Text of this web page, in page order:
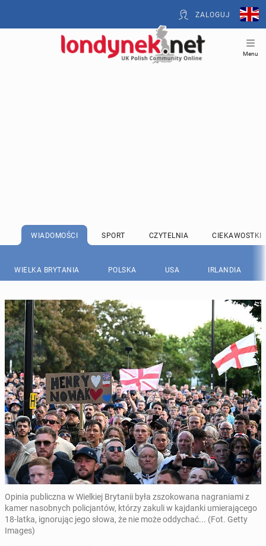
ZALOGUJ
Menu
WIADOMOŚCI SPORT CZYTELNIA CIEKAWOSTKI
WIELKA BRYTANIA POLSKA USA IRLANDIA
Opinia publiczna w Wielkiej Brytanii była zszokowana nagraniami z
kamer nasobnych policjantów, którzy zakuli w kajdanki umierającego
18-latka, ignorując jego słowa, że nie może oddychać... (Fot. Getty
Images)